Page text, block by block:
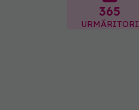
365
URMĂRITORI